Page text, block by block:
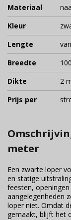
Materiaal
Kleur
Lengte
Breedte
Dikte
2
Prijs per
meter
Een zwarte loper
en statige
feesten,
aangelegenheden
loper niet. Omdat
gemaakt, blijft het